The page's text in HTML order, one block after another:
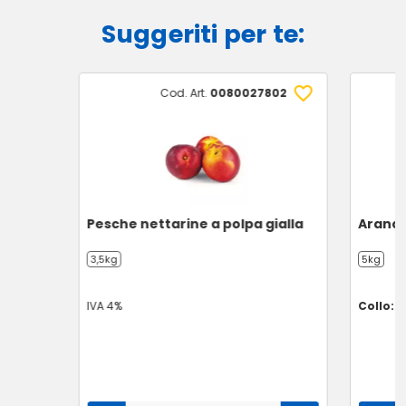
Suggeriti per te:
Cod. Art. 0080027802
Pesche nettarine a polpa gialla
3,5kg
IVA 4%
5kg
Collo: